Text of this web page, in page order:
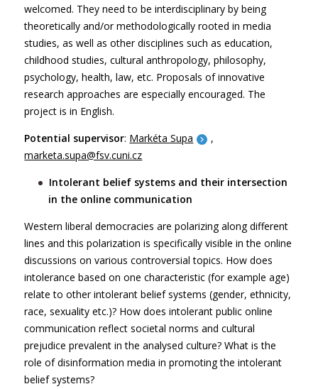
welcomed. They need to be interdisciplinary by being
theoretically and/or methodologically rooted in media
studies, as well as other disciplines such as education,
childhood studies, cultural anthropology, philosophy,
psychology, health, law, etc. Proposals of innovative
research approaches are especially encouraged. The
project is in English.
Potential supervisor: Markéta Supa
,
marketa.supa@fsv.cuni.cz
Intolerant belief systems and their intersection
in the online communication
Western liberal democracies are polarizing along different
lines and this polarization is specifically visible in the online
discussions on various controversial topics. How does
intolerance based on one characteristic (for example age)
relate to other intolerant belief systems (gender, ethnicity,
race, sexuality etc.)? How does intolerant public online
communication reflect societal norms and cultural
prejudice prevalent in the analysed culture? What is the
role of disinformation media in promoting the intolerant
belief systems?